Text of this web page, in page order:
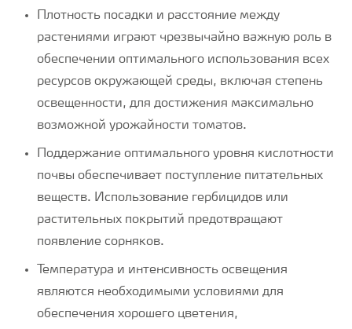
Плотность посадки и расстояние между
растениями играют чрезвычайно важную роль в
обеспечении оптимального использования всех
ресурсов окружающей среды, включая степень
освещенности, для достижения максимально
возможной урожайности томатов.
Поддержание оптимального уровня кислотности
почвы обеспечивает поступление питательных
веществ. Использование гербицидов или
растительных покрытий предотвращают
появление сорняков.
Температура и интенсивность освещения
являются необходимыми условиями для
обеспечения хорошего цветения,